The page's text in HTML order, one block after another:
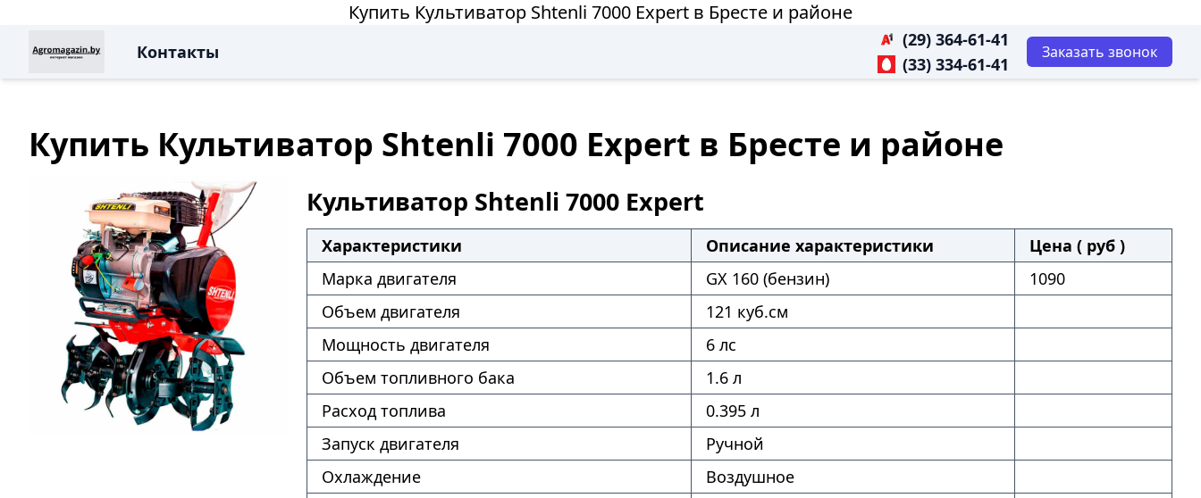
Купить Культиватор Shtenli 7000 Expert в Бресте и районе
Контакты
(29) 364-61-41
(33) 334-61-41
Заказать звонок
Купить Культиватор Shtenli 7000 Expert в Бресте и районе
Культиватор Shtenli 7000 Expert
Характеристики Описание характеристики
Цена ( руб )
Марка двигателя
GX 160 (бензин)
1090
Объем двигателя
121 куб.см
Мощность двигателя
6 лс
Объем топливного бака
1.6 л
Расход топлива
0.395 л
Запуск двигателя
Ручной
Охлаждение
Воздушное